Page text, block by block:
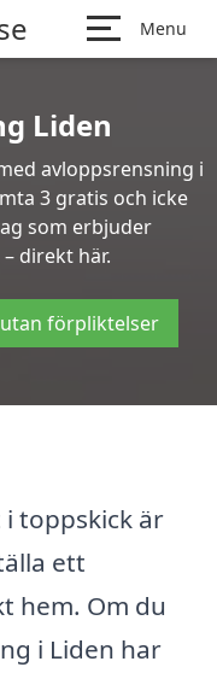
Menu
Liden
avloppsrensning i
3 gratis och icke
som erbjuder
direkt här.
förpliktelser
toppskick är
ett
hem. Om du
i Liden har